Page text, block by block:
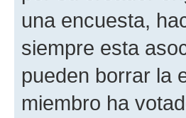
una encuesta,
siempre esta
pueden borrar la
miembro ha